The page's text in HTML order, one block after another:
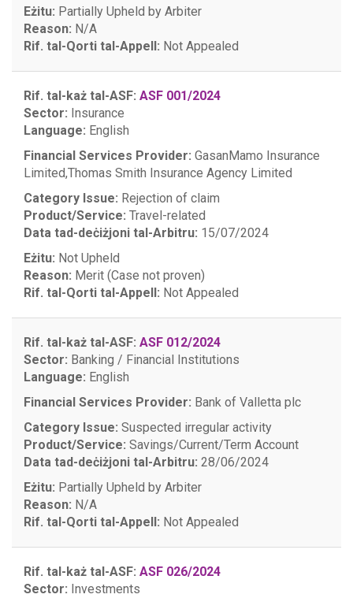
Eżitu: Partially Upheld by Arbiter
Reason: N/A
Rif. tal-Qorti tal-Appell: Not Appealed
Rif. tal-każ tal-ASF: ASF 001/2024
Sector: Insurance
Language: English
Financial Services Provider: GasanMamo Insurance
Limited,Thomas Smith Insurance Agency Limited
Category Issue: Rejection of claim
Product/Service: Travel-related
Data tad-deċiżjoni tal-Arbitru: 15/07/2024
Eżitu: Not Upheld
Reason: Merit (Case not proven)
Rif. tal-Qorti tal-Appell: Not Appealed
Rif. tal-każ tal-ASF: ASF 012/2024
Sector: Banking / Financial Institutions
Language: English
Financial Services Provider: Bank of Valletta plc
Category Issue: Suspected irregular activity
Product/Service: Savings/Current/Term Account
Data tad-deċiżjoni tal-Arbitru: 28/06/2024
Eżitu: Partially Upheld by Arbiter
Reason: N/A
Rif. tal-Qorti tal-Appell: Not Appealed
Rif. tal-każ tal-ASF: ASF 026/2024
Sector: Investments